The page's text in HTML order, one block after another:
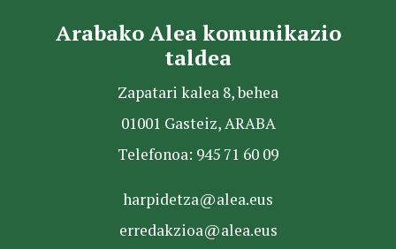
Arabako Alea komunikazio
taldea
Zapatari kalea 8, behea
01001 Gasteiz, ARABA
Telefonoa: 945 71 60 09
harpidetza@alea.eus
erredakzioa@alea.eus